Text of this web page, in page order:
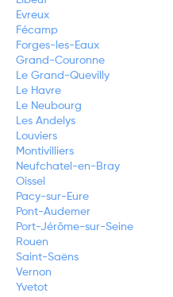
Evreux
Fécamp
Forges-les-Eaux
Grand-Couronne
Le Grand-Quevilly
Le Havre
Le Neubourg
Les Andelys
Louviers
Montivilliers
Neufchatel-en-Bray
Oissel
Pacy-sur-Eure
Pont-Audemer
Port-Jérôme-sur-Seine
Rouen
Saint-Saëns
Vernon
Yvetot